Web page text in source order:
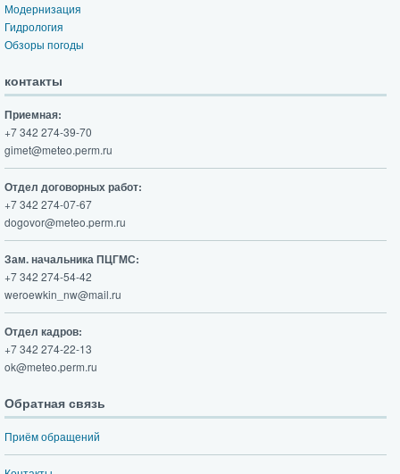
Модернизация
Гидрология
Обзоры погоды
контакты
Приемная:
+7 342 274-39-70
gimet@meteo.perm.ru
Отдел договорных работ:
+7 342 274-07-67
dogovor@meteo.perm.ru
Зам. начальника ПЦГМС:
+7 342 274-54-42
weroewkin_nw@mail.ru
Отдел кадров:
+7 342 274-22-13
ok@meteo.perm.ru
Обратная связь
Приём обращений